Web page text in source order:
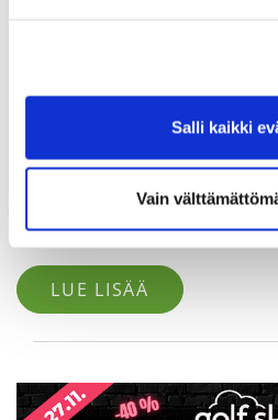
Salli kaikki
Vain
Kaksi paikkaa vapaana
pelimatkalle Atalayaan
Keimolan senioreiden 2023
Atalaya Park.
LUE LISÄÄ